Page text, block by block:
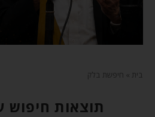
בית חיפשת בלק
תוצאות חיפוש